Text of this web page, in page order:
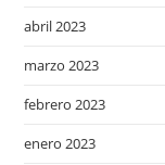
abril 2023
marzo 2023
febrero 2023
enero 2023